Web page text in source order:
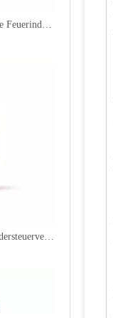
CO2-Feuerlöschventil für die Feuerindustrie
Sian D35 Safety LPG Zylindersteuerventile